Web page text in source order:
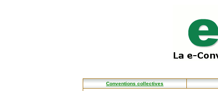
Conventions collectives